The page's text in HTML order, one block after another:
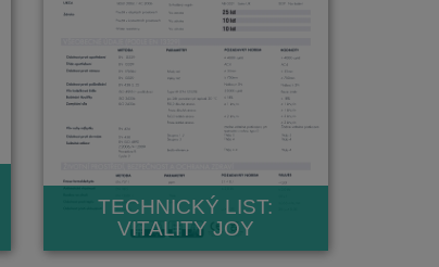
TECHNICKÝ LIST:
VITALITY JOY